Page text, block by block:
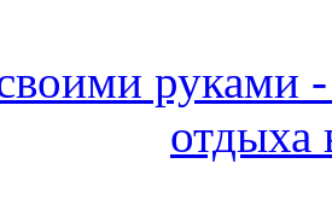
руками
отдыха